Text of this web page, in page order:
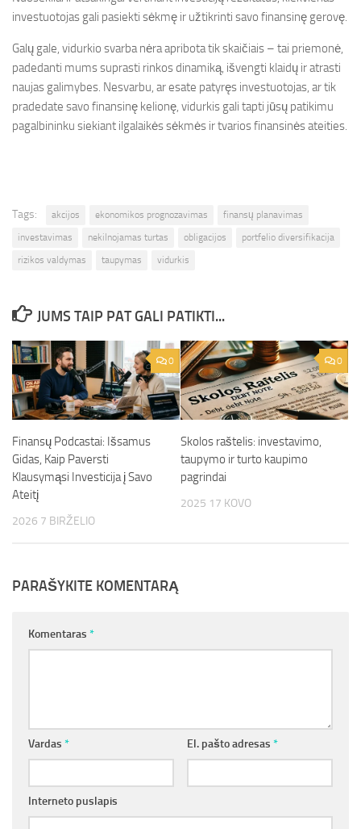
investuotojas gali pasiekti sėkmę ir užtikrinti savo finansinę gerovę.
Galų gale, vidurkio svarba nėra apribota tik skaičiais – tai priemonė,
padedanti mums suprasti rinkos dinamiką, išvengti klaidų ir atrasti
naujas galimybes. Nesvarbu, ar esate patyręs investuotojas, ar tik
pradedate savo finansinę kelionę, vidurkis gali tapti jūsų patikimu
pagalbininku siekiant ilgalaikės sėkmės ir tvarios finansinės ateities.
Tags: akcijos ekonomikos prognozavimas
finansų planavimas
investavimas
nekilnojamas turtas obligacijos
portfelio diversifikacija
rizikos valdymas
taupymas vidurkis
JUMS TAIP PAT GALI PATIKTI...
0
Finansų Podcastai: Išsamus
Gidas, Kaip Paversti
Klausymąsi Investicija į Savo
Ateitį
2026 7 BIRŽELIO
0
Skolos raštelis: investavimo,
taupymo ir turto kaupimo
pagrindai
2025 17 KOVO
PARAŠYKITE KOMENTARĄ
Komentaras *
Vardas * El. pašto adresas *
Interneto puslapis